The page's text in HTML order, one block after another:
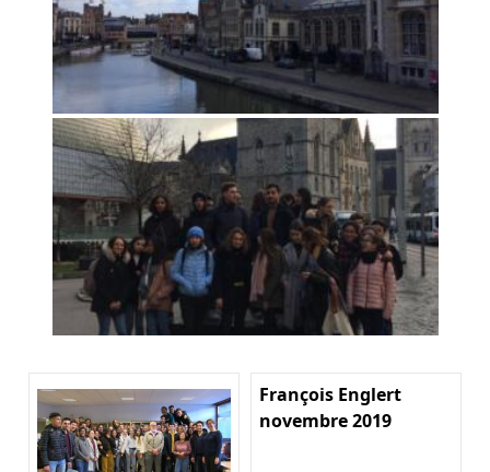
François Englert
novembre 2019